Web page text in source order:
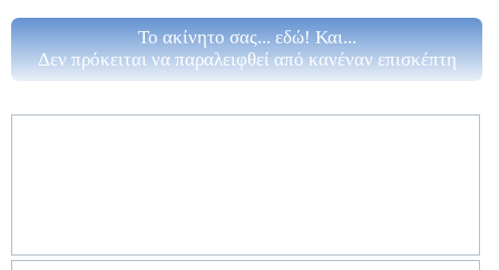
Το ακίνητο σας... εδώ! Και...
Δεν πρόκειται να παραλειφθεί από κανέναν επισκέπτη